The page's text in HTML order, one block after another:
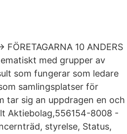
10 ANDERS
med grupper av
som fungerar som ledare
samlingsplatser för
tar sig an uppdragen en och
Aktiebolag,556154-8008 -
styrelse, Status,